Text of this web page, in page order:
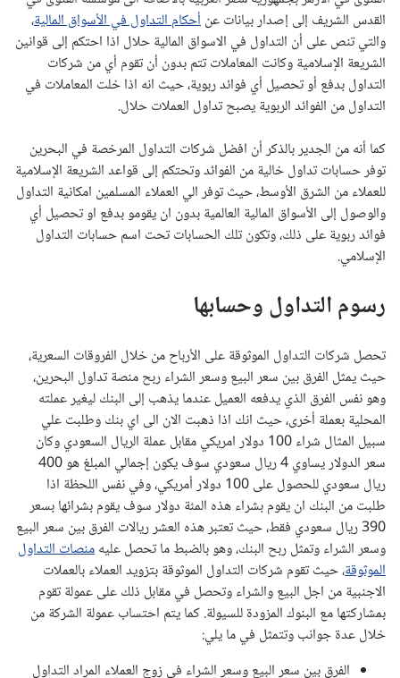
القدس الشريف إلى إصدار بيانات عنأحكام التداول في الأسواق المالية،
والتي تنص على أن التداول في الاسواق المالية حلال اذا احتكم إلى قوانين
الشريعة الإسلامية وكانت المعاملات تتم بدون أن تقوم أي من شركات
التداول بدفع أو تحصيل أي فوائد ربوية، حيث انه اذا خلت المعاملات في
التداول من الفوائد الربوية يصبح تداول العملات حلال.
كما أنه من الجدير بالذكر أن افضل شركات التداول المرخصة في البحرين
توفر حسابات تداول خالية من الفوائد وتحتكم إلى قواعد الشريعة الإسلامية
للعملاء من الشرق الأوسط، حيث توفر الي العملاء المسلمين امكانية التداول
والوصول إلى الأسواق المالية العالمية بدون ان يقومو بدفع او تحصيل أي
فوائد ربوية على ذلك، وتكون تلك الحسابات تحت اسم حسابات التداول
الإسلامي.
رسوم التداول وحسابها
تحصل شركات التداول الموثوقة على الأرباح من خلال الفروقات السعرية،
حيث يمثل الفرق بين سعر البيع وسعر الشراء ربح منصة تداول البحرين،
وهو نفس الفرق الذي يدفعه العميل عندما يذهب إلى البنك ليغير عملته
المحلية بعملة أخرى، حيث انك اذا ذهبت الان الى اي بنك وطلبت علي
سبيل المثال شراء 100 دولار امريكي مقابل عملة الريال السعودي وكان
سعر الدولار يساوي 4 ريال سعودي سوف يكون إجمالي المبلغ هو 400
ريال سعودي للحصول على 100 دولار أمريكي، وفي نفس اللحظة اذا
طلبت من البنك ان يقوم بشراء هذه المئة دولار سوف يقوم بشرائها بسعر
390 ريال سعودي فقط، حيث تعتبر هذه العشر ريالات الفرق بين سعر البيع
وسعر الشراء وتمثل ربح البنك، وهو بالضبط ما تحصل عليهمنصات التداول
الموثوقة، حيث تقوم شركات التداول الموثوقة بتزويد العملاء بالعملات
الاجنبية من اجل البيع والشراء وتحصل في مقابل ذلك على عمولة تقوم
بمشاركتها مع البنوك المزودة للسيولة. كما يتم احتساب عمولة الشركة من
خلال عدة جوانب وتتمثل في ما يلي:
الفرق بين سعر البيع وسعر الشراء في زوج العملاء المراد التداول